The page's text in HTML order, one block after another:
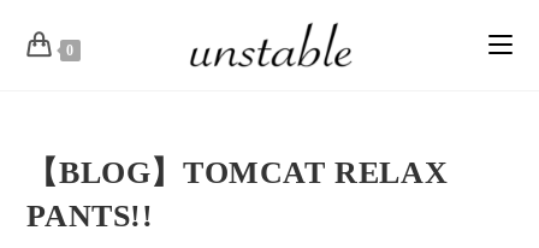
0
【BLOG】TOMCAT RELAX
PANTS!!